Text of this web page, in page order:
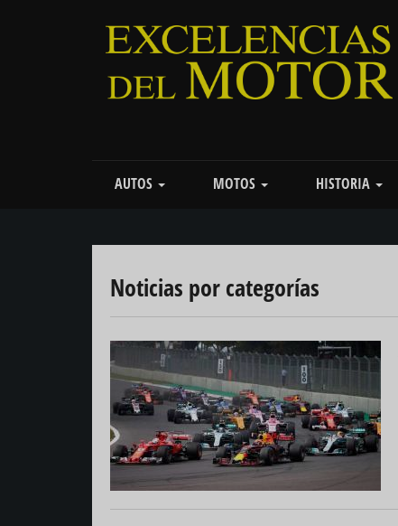
Main
navigation
AUTOS MOTOS HISTORIA
Noticias por categorías